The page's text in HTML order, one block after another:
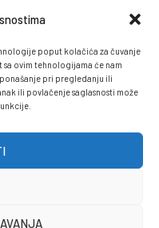
poput kolačića za čuvanje
ovim tehnologijama će nam
pri pregledanju ili
ili povlačenje saglasnosti može